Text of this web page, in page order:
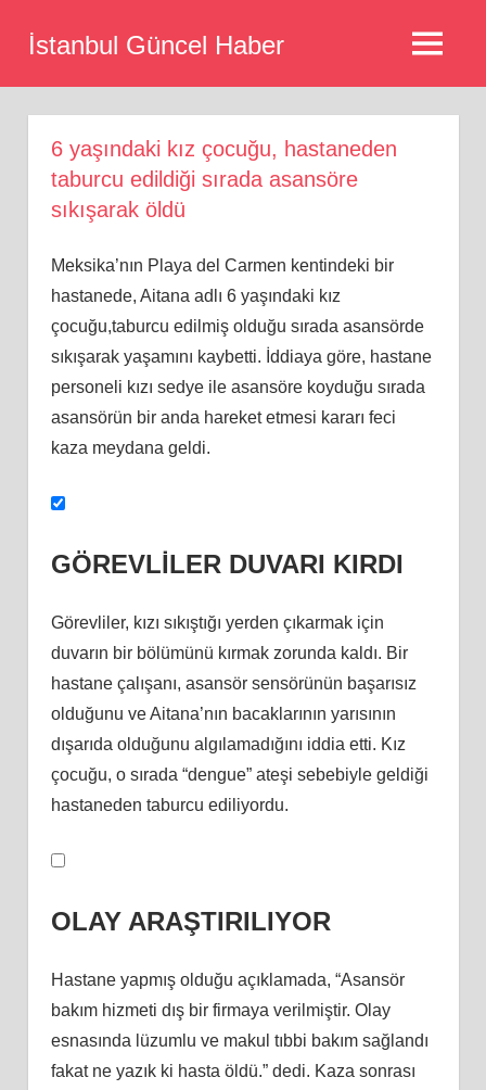
İstanbul Güncel Haber MENU
6 yaşındaki kız çocuğu, hastaneden
taburcu edildiği sırada asansöre
sıkışarak öldü
Meksika’nın Playa del Carmen kentindeki bir
hastanede, Aitana adlı 6 yaşındaki kız
çocuğu,taburcu edilmiş olduğu sırada asansörde
sıkışarak yaşamını kaybetti. İddiaya göre, hastane
personeli kızı sedye ile asansöre koyduğu sırada
asansörün bir anda hareket etmesi kararı feci
kaza meydana geldi.
GÖREVLİLER DUVARI KIRDI
Görevliler, kızı sıkıştığı yerden çıkarmak için
duvarın bir bölümünü kırmak zorunda kaldı. Bir
hastane çalışanı, asansör sensörünün başarısız
olduğunu ve Aitana’nın bacaklarının yarısının
dışarıda olduğunu algılamadığını iddia etti. Kız
çocuğu, o sırada “dengue” ateşi sebebiyle geldiği
hastaneden taburcu ediliyordu.
OLAY ARAŞTIRILIYOR
Hastane yapmış olduğu açıklamada, “Asansör
bakım hizmeti dış bir firmaya verilmiştir. Olay
esnasında lüzumlu ve makul tıbbi bakım sağlandı
fakat ne yazık ki hasta öldü.” dedi. Kaza sonrası